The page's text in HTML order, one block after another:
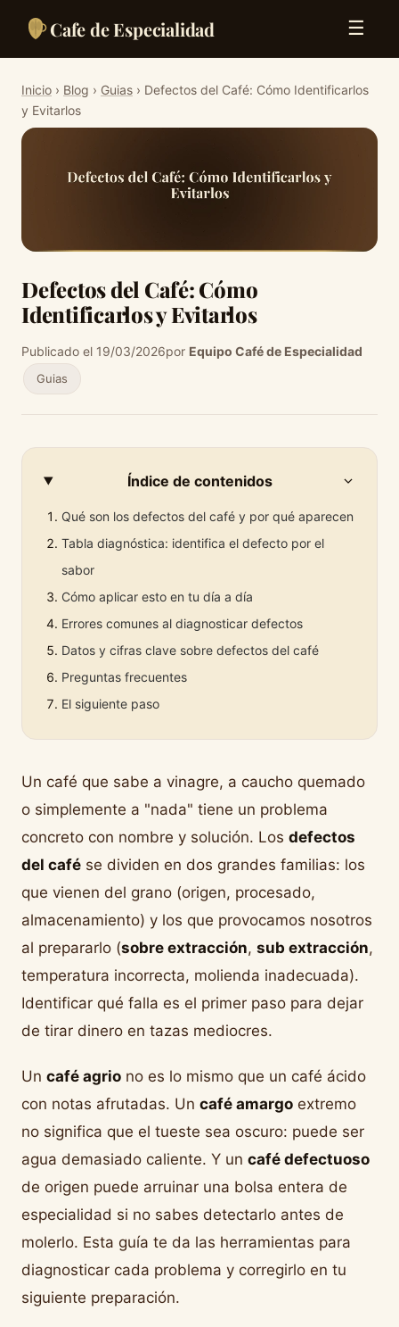
Cafe de Especialidad ☰
Inicio › Blog › Guias › Defectos del Café: Cómo Identificarlos
y Evitarlos
Defectos del Café: Cómo
Identificarlos y Evitarlos
Publicado el 19/03/2026por Equipo Café de Especialidad
Guias
Índice de contenidos
Qué son los defectos del café y por qué aparecen
Tabla diagnóstica: identifica el defecto por el
sabor
Cómo aplicar esto en tu día a día
Errores comunes al diagnosticar defectos
Datos y cifras clave sobre defectos del café
Preguntas frecuentes
El siguiente paso
Un café que sabe a vinagre, a caucho quemado
o simplemente a "nada" tiene un problema
concreto con nombre y solución. Los defectos
del café se dividen en dos grandes familias: los
que vienen del grano (origen, procesado,
almacenamiento) y los que provocamos nosotros
al prepararlo (sobre extracción, sub extracción,
temperatura incorrecta, molienda inadecuada).
Identificar qué falla es el primer paso para dejar
de tirar dinero en tazas mediocres.
Un café agrio no es lo mismo que un café ácido
con notas afrutadas. Un café amargo extremo
no significa que el tueste sea oscuro: puede ser
agua demasiado caliente. Y un café defectuoso
de origen puede arruinar una bolsa entera de
especialidad si no sabes detectarlo antes de
molerlo. Esta guía te da las herramientas para
diagnosticar cada problema y corregirlo en tu
siguiente preparación.